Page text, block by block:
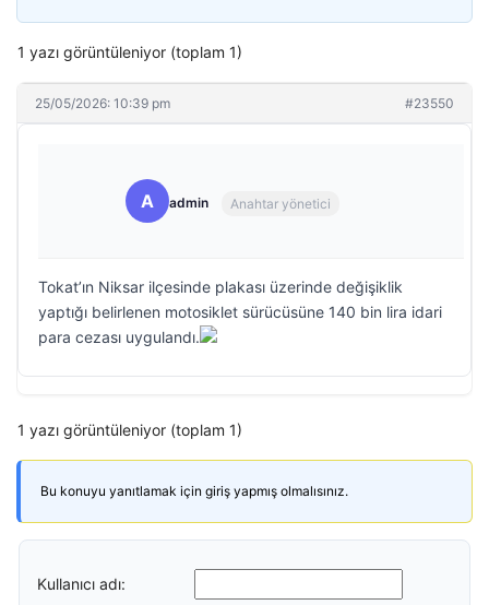
1 yazı görüntüleniyor (toplam 1)
25/05/2026: 10:39 pm #23550
A admin Anahtar yönetici
Tokat’ın Niksar ilçesinde plakası üzerinde değişiklik
yaptığı belirlenen motosiklet sürücüsüne 140 bin lira idari
para cezası uygulandı.
1 yazı görüntüleniyor (toplam 1)
Bu konuyu yanıtlamak için giriş yapmış olmalısınız.
Kullanıcı adı: